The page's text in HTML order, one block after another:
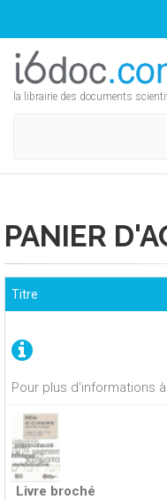
la librairie des documents
PANIER
Pour plus d'informations
Titre
Livre broché